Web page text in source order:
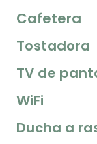
Cafetera
Tostadora
TV de
WiFi
Ducha a